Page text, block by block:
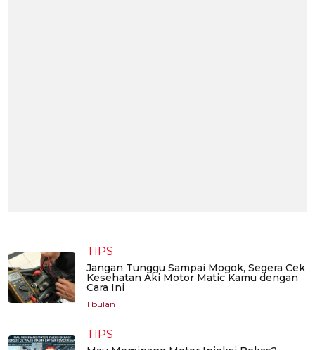
TIPS
Jangan Tunggu Sampai Mogok, Segera Cek
Kesehatan Aki Motor Matic Kamu dengan
Cara Ini
1 bulan
TIPS